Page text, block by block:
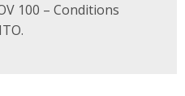
100 – Conditions